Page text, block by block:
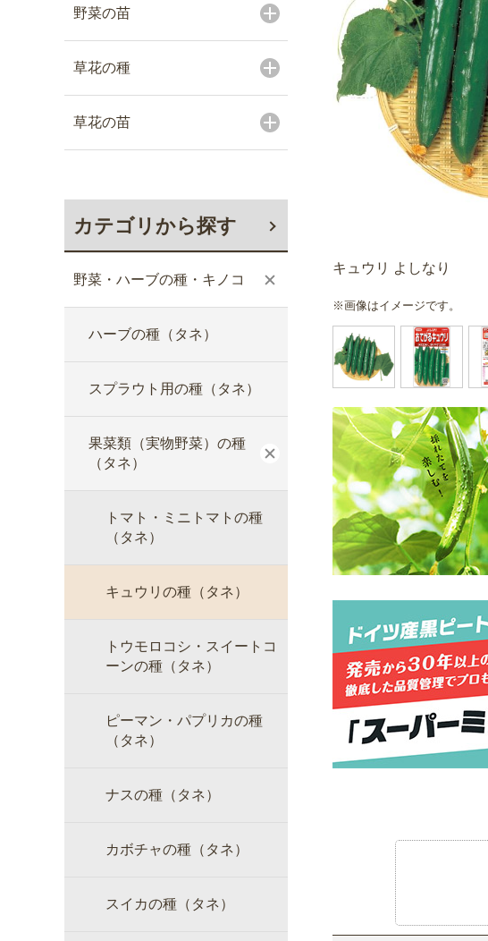
野菜の苗
草花の種
草花の苗
カテゴリから探す
野菜・ハーブの種・キノコ
ハーブの種（タネ）
スプラウト用の種（タネ）
果菜類（実物野菜）の種
（タネ）
トマト・ミニトマトの種
（タネ）
キュウリの種（タネ）
トウモロコシ・スイートコ
ーンの種（タネ）
ピーマン・パプリカの種
（タネ）
ナスの種（タネ）
カボチャの種（タネ）
スイカの種（タネ）
キュウリ よしなり
※画像はイメージです。